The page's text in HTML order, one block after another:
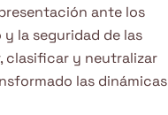
ante los
la seguridad de las
clasificar y neutralizar
las dinámicas